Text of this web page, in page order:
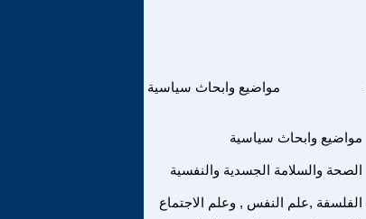
مواضيع وابحاث سياسية
مواضيع وابحاث سياسية
الصحة والسلامة الجسدية والنفسية
الفلسفة ,علم النفس , وعلم الاجتماع